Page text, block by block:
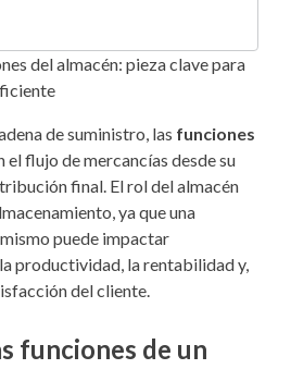
del almacén: pieza clave para
de suministro, las funciones
el flujo de mercancías desde su
final. El rol del almacén
ya que una
puede impactar
productividad, la rentabilidad y,
del cliente.
funciones de un